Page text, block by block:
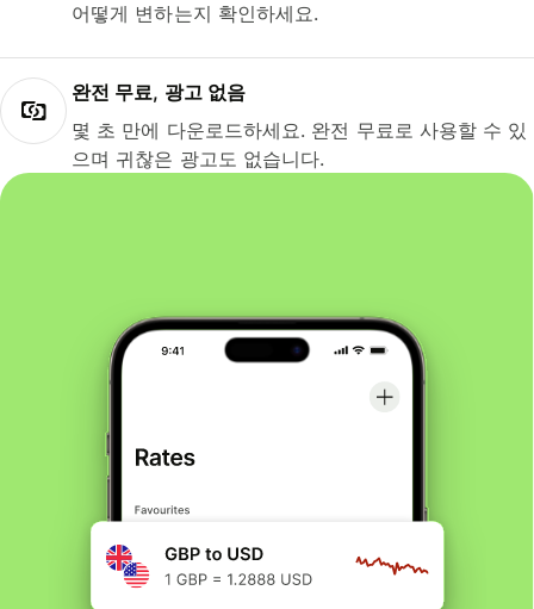
어떻게 변하는지 확인하세요.
완전 무료, 광고 없음
몇 초 만에 다운로드하세요. 완전 무료로 사용할 수 있
으며 귀찮은 광고도 없습니다.